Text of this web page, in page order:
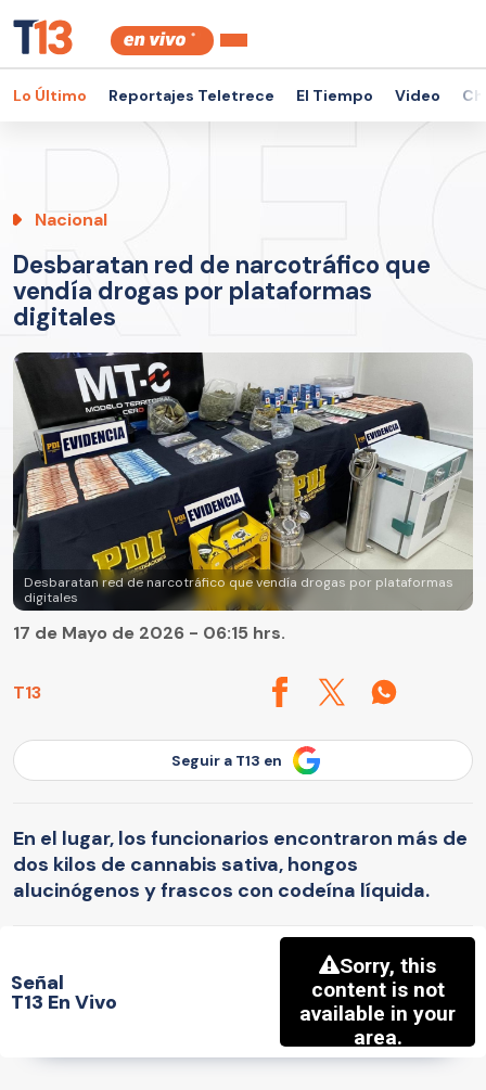
Lo Último Reportajes Teletrece El Tiempo Video
Nacional
Desbaratan red de narcotráfico que
vendía drogas por plataformas
digitales
Desbaratan red de narcotráfico que vendía drogas por plataformas
digitales
T13
17 de Mayo de 2026 - 06:15 hrs.
Seguir a T13 en
En el lugar, los funcionarios encontraron más de
dos kilos de cannabis sativa, hongos
alucinógenos y frascos con codeína líquida.
Señal
T13 En Vivo